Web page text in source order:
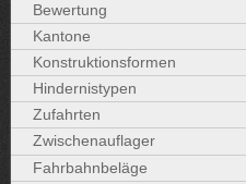
Bewertung
Kantone
Konstruktionsformen
Hindernistypen
Zufahrten
Zwischenauflager
Fahrbahnbeläge